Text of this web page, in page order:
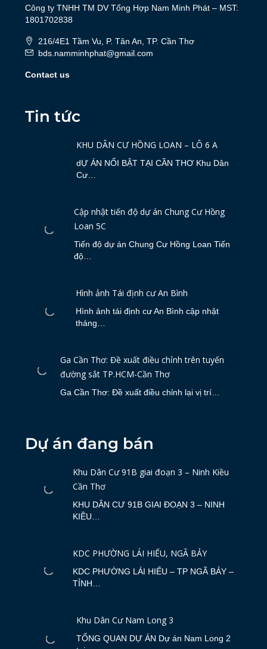
Công ty TNHH TM DV Tổng Hợp Nam Minh Phát – MST:
1801702838
216/4E1 Tầm Vu, P. Tân An, TP. Cần Thơ
bds.namminhphat@gmail.com
Contact us
Tin tức
KHU DÂN CƯ HỒNG LOAN – LÔ 6 A
dỰ ÁN NỔI BẬT TẠI CẦN THƠ Khu Dân
Cư…
Cập nhật tiến độ dự án Chung Cư Hồng
Loan 5C
Tiến độ dự án Chung Cư Hồng Loan Tiến
độ…
Hình ảnh Tái định cư An Bình
Hình ảnh tái định cư An Bình cập nhật
tháng…
Ga Cần Thơ: Đề xuất điều chỉnh trên tuyến
đường sắt TP.HCM-Cần Thơ
Ga Cần Thơ: Đề xuất điều chỉnh lại vị trí…
Dự án đang bán
Khu Dân Cư 91B giai đoạn 3 – Ninh Kiều
Cần Thơ
KHU DÂN CƯ 91B GIAI ĐOẠN 3 – NINH
KIỀU…
KDC PHƯỜNG LÁI HIẾU, NGÃ BẢY
KDC PHƯỜNG LÁI HIẾU – TP NGÃ BẢY –
TỈNH…
Khu Dân Cư Nam Long 3
TỔNG QUAN DỰ ÁN Dự án Nam Long 2